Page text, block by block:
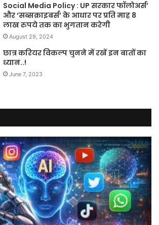
Social Media Policy : UP सरकार फॉलोअर्स’
और ‘सब्सक्राइबर्स’ के आधार पर प्रति माह 8
लाख रुपये तक का भुगतान करेगी
August 29, 2024
छात्र करियर विकल्प चुनने में रखें इन बातों का
ध्यान..!
June 7, 2023